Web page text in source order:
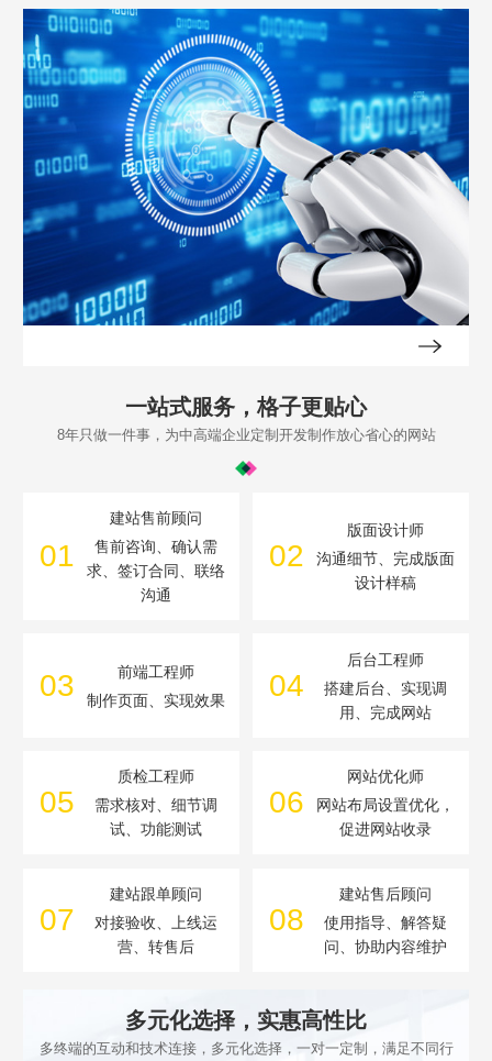
一站式服务，格子更贴心
8年只做一件事，为中高端企业定制开发制作放心省心的网站
01
建站售前顾问
售前咨询、确认需
求、签订合同、联络
沟通
02
版面设计师
沟通细节、完成版面
设计样稿
03
前端工程师
制作页面、实现效果
04
后台工程师
搭建后台、实现调
用、完成网站
05
质检工程师
需求核对、细节调
试、功能测试
06
网站优化师
网站布局设置优化，
促进网站收录
07
建站跟单顾问
对接验收、上线运
营、转售后
08
建站售后顾问
使用指导、解答疑
问、协助内容维护
多元化选择，实惠高性比
多终端的互动和技术连接，多元化选择，一对一定制，满足不同行